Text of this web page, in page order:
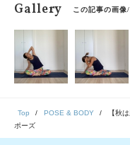
Gallery この記事の画像
Top POSE & BODY
【秋
ポーズ